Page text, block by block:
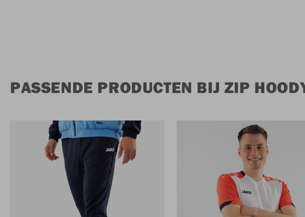
PASSENDE PRODUCTEN BIJ ZIP